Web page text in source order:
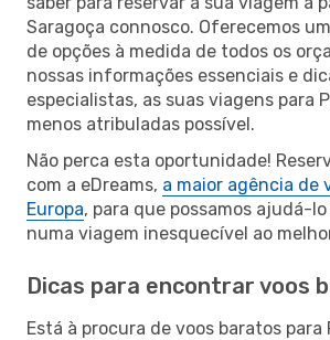
Saragoça connosco. Oferecemos
de opções à medida de todos os
nossas informações essenciais e
especialistas, as suas viagens para
menos atribuladas possível.
Não perca esta oportunidade!
com a eDreams, a maior agência de
Europa, para que possamos ajudá-
numa viagem inesquecível ao
Dicas para encontrar voos
Está à procura de voos baratos para